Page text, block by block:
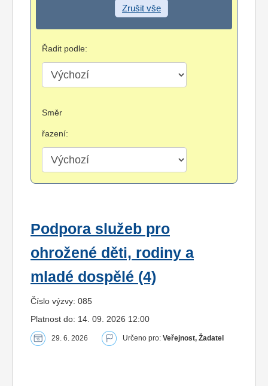
Zrušit vše
Řadit podle:
Směr
řazení:
Podpora služeb pro
ohrožené děti, rodiny a
mladé dospělé (4)
Číslo výzvy: 085
Platnost do: 14. 09. 2026 12:00
29. 6. 2026 Určeno pro: Veřejnost, Žadatel